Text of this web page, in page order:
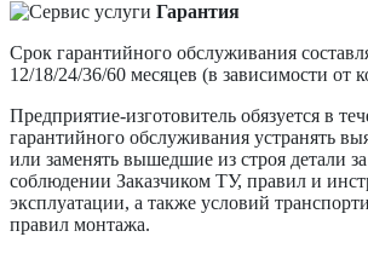
Гарантия
Срок гарантийного обслуживания
12/18/24/36/60 месяцев (в зависимости от
Предприятие-изготовитель обязуется в
гарантийного обслуживания устранять
или заменять вышедшие из строя детали
соблюдении Заказчиком ТУ, правил и
эксплуатации, а также условий
правил монтажа.